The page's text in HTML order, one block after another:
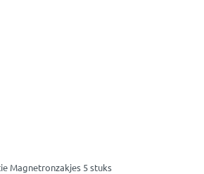
Magnetronzakjes 5 stuks